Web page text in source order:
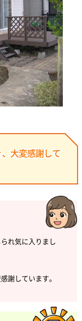
大変感謝して
れ気に入りまし
謝しています。